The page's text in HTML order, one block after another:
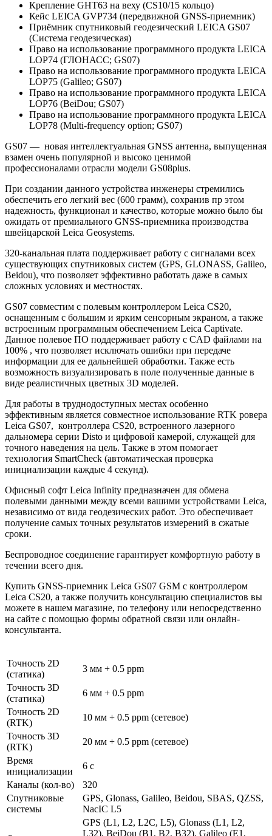
Крепление GHT63 на веху (CS10/15 кольцо)
Кейс LEICA GVP734 (передвижной GNSS-приемник)
Приёмник спутниковый геодезический LEICA GS07
(Cистема геодезическая)
Право на использование программного продукта LEICA
LOP74 (ГЛОНАСС; GS07)
Право на использование программного продукта LEICA
LOP75 (Galileo; GS07)
Право на использование программного продукта LEICA
LOP76 (BeiDou; GS07)
Право на использование программного продукта LEICA
LOP78 (Multi-frequency option; GS07)
GS07 — новая интеллектуальная GNSS антенна, выпущенная
взамен очень популярной и высоко ценимой
профессионалами отрасли модели GS08plus.
При создании данного устройства инженеры стремились
обеспечить его легкий вес (600 грамм), сохранив пр этом
надежность, функционал и качество, которые можно было бы
ожидать от премиального GNSS-приемника производства
швейцарской Leica Geosystems.
320-канальная плата поддерживает работу с сигналами всех
существующих спутниковых систем (GPS, GLONASS, Galileo,
Beidou), что позволяет эффективно работать даже в самых
сложных условиях и местностях.
GS07 совместим с полевым контроллером Leica CS20,
оснащенным c большим и ярким сенсорным экраном, а также
встроенным программным обеспечением Leica Captivate.
Данное полевое ПО поддерживает работу с CAD файлами на
100% , что позволяет исключать ошибки при передаче
информации для ее дальнейшей обработки. Также есть
возможность визуализировать в поле полученные данные в
виде реалистичных цветных 3D моделей.
Для работы в труднодоступных местах особенно
эффективным является совместное использование RTK ровера
Leica GS07, контроллера СS20, встроенного лазерного
дальномера серии Disto и цифровой камерой, служащей для
точного наведения на цель. Также в этом помогает
технология SmartCheck (автоматическая проверка
инициализации каждые 4 секунд).
Офисный софт Leica Infinity предназначен для обмена
полевыми данными между всеми вашими устройствами Leica,
независимо от вида геодезических работ. Это обеспечивает
получение самых точных результатов измерений в сжатые
сроки.
Беспроводное соединение гарантирует комфортную работу в
течении всего дня.
Купить GNSS-приемник Leica GS07 GSM с контроллером
Leica CS20, а также получить консультацию специалистов вы
можете в нашем магазине, по телефону или непосредственно
на сайте с помощью формы обратной связи или онлайн-
консультанта.
Точность 2D
(статика)
3 мм + 0.5 ppm
Точность 3D
(статика)
6 мм + 0.5 ppm
Точность 2D
(RTK)
10 мм + 0.5 ppm (сетевое)
Точность 3D
(RTK)
20 мм + 0.5 ppm (сетевое)
Время
инициализации
6 с
Каналы (кол-во)
320
Спутниковые
системы
GPS, Glonass, Galileo, Beidou, SBAS, QZSS,
NacIC L5
GPS (L1, L2, L2C, L5), Glonass (L1, L2,
L32), BeiDou (B1, B2, B32), Galileo (E1,